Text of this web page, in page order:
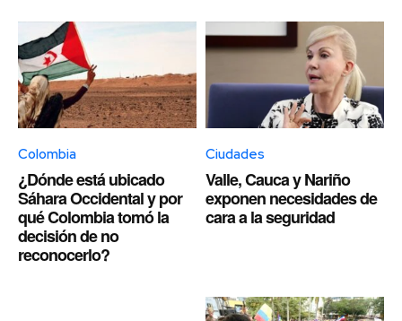
Colombia
¿Dónde está ubicado
Sáhara Occidental y por
qué Colombia tomó la
decisión de no
reconocerlo?
Ciudades
Valle, Cauca y Nariño
exponen necesidades de
cara a la seguridad